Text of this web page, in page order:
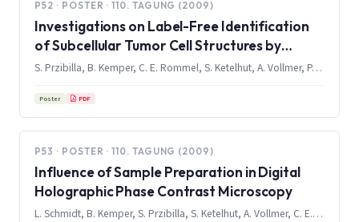
P52 · POSTER · 110. TAGUNG (2009)
Investigations on Label-Free Identification
of Subcellular Tumor Cell Structures by
Digital Holographic Phase Contrast
S. Przibilla, B. Kemper, C. E. Rommel, S. Ketelhut, A. Vollmer, P. Langehanenberg, J. Schnekenburger, G. von Bally
Poster PDF
P53 · POSTER · 110. TAGUNG (2009)
Influence of Sample Preparation in Digital
Holographic Phase Contrast Microscopy
L. Schmidt, B. Kemper, S. Przibilla, S. Ketelhut, A. Vollmer, C. E. Rommel, P. Langehanenberg, J. Schnekenburger, G. von Bally